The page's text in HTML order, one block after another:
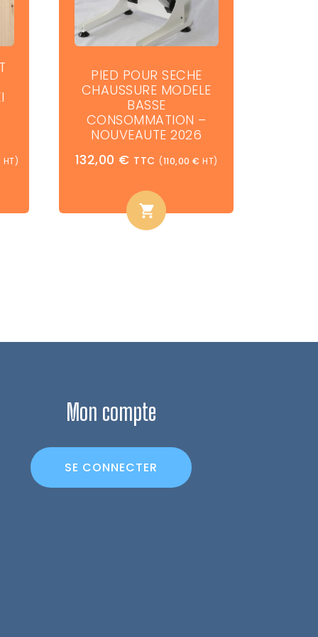
HT)
PIED POUR SECHE
CHAUSSURE MODELE
BASSE
CONSOMMATION –
NOUVEAUTE 2026
132,00 € TTC (110,00€ HT)
Mon compte
SE CONNECTER